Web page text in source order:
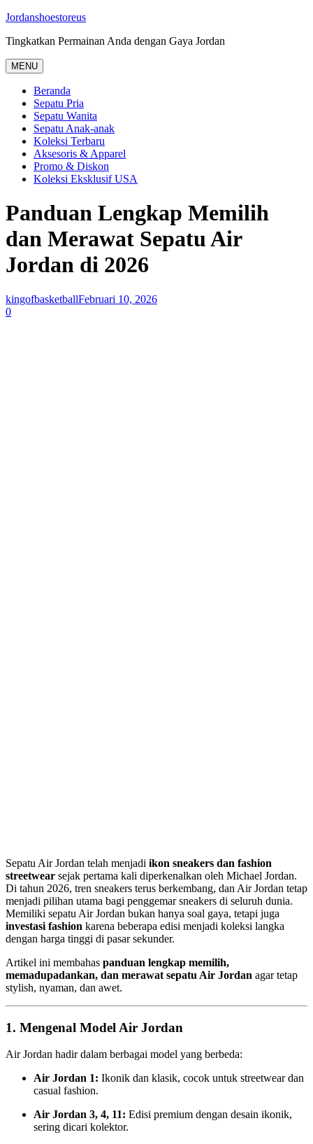
Skip
content
Jordanshoestoreus
Tingkatkan Permainan Anda dengan Gaya Jordan
MENU
Beranda
Sepatu Pria
Sepatu Wanita
Sepatu Anak-anak
Koleksi Terbaru
Aksesoris & Apparel
Promo & Diskon
Koleksi Eksklusif USA
Panduan Lengkap Memilih
dan Merawat Sepatu Air
Jordan di 2026
kingofbasketballFebruari 10, 2026
0
Sepatu Air Jordan telah menjadi ikon sneakers dan fashion
streetwear sejak pertama kali diperkenalkan oleh Michael Jordan.
Di tahun 2026, tren sneakers terus berkembang, dan Air Jordan tetap
menjadi pilihan utama bagi penggemar sneakers di seluruh dunia.
Memiliki sepatu Air Jordan bukan hanya soal gaya, tetapi juga
investasi fashion karena beberapa edisi menjadi koleksi langka
dengan harga tinggi di pasar sekunder.
Artikel ini membahas panduan lengkap memilih,
memadupadankan, dan merawat sepatu Air Jordan agar tetap
stylish, nyaman, dan awet.
1. Mengenal Model Air Jordan
Air Jordan hadir dalam berbagai model yang berbeda:
Air Jordan 1: Ikonik dan klasik, cocok untuk streetwear dan
casual fashion.
Air Jordan 3, 4, 11: Edisi premium dengan desain ikonik,
sering dicari kolektor.